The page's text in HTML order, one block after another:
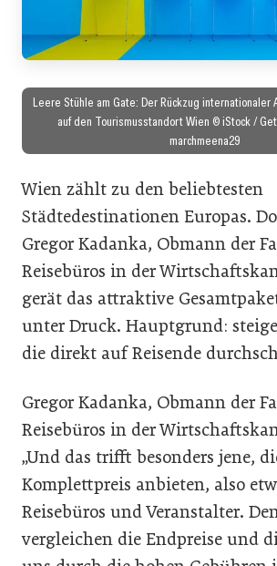
Leere Stühle am Gate: Der Rückzug internationaler
auf den Tourismusstandort Wien © iStock /
marchmeena29
Wien zählt zu den beliebtesten
Städtedestinationen Europas.
Gregor Kadanka, Obmann der
Reisebüros in der
gerät das attraktive
unter Druck. Hauptgrund:
die direkt auf Reisende
Gregor Kadanka, Obmann der
Reisebüros in der
„Und das trifft besonders jene,
Komplettpreis anbieten, also
Reisebüros und Veranstalter.
vergleichen die Endpreise und